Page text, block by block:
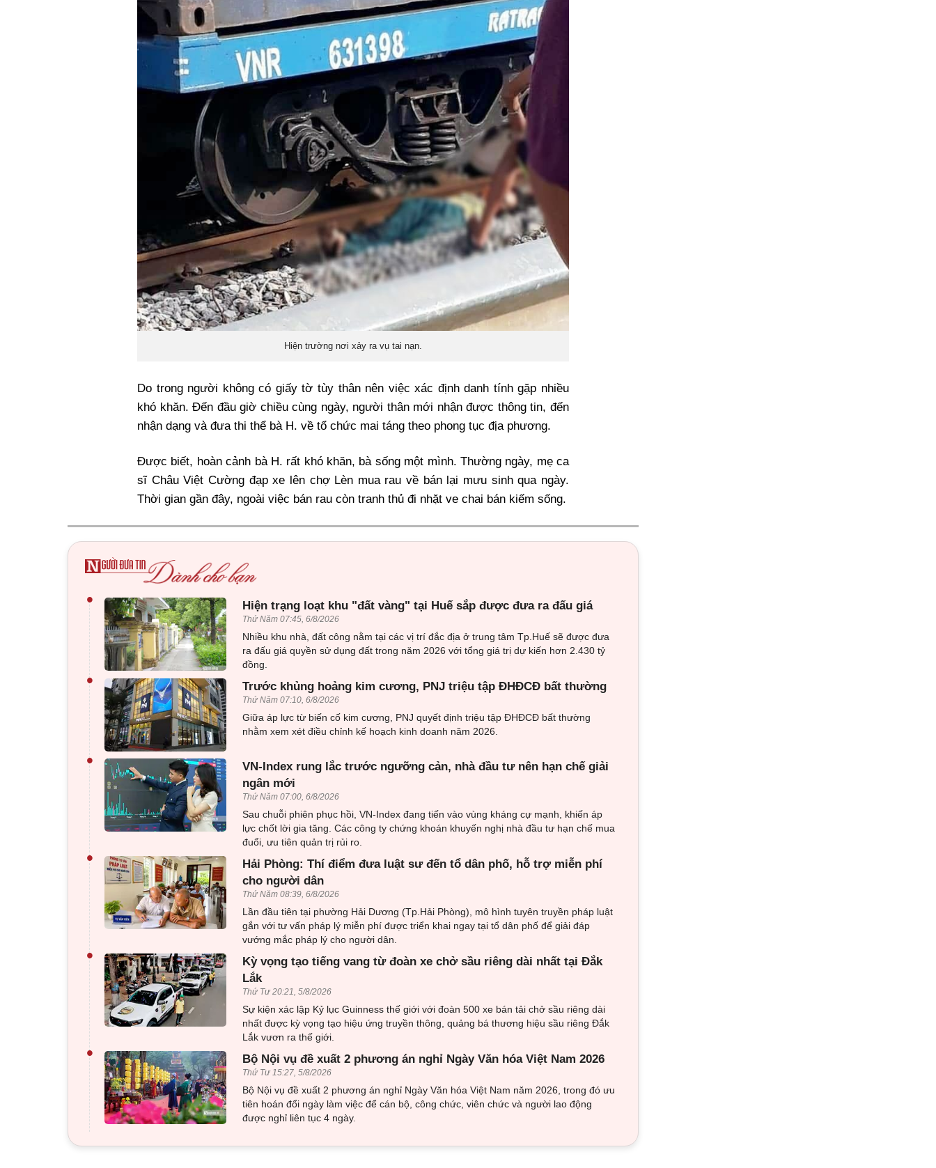
Hiện trường nơi xảy ra vụ tai nạn.
Do trong người không có giấy tờ tùy thân nên việc xác định danh tính gặp nhiều
khó khăn. Đến đầu giờ chiều cùng ngày, người thân mới nhận được thông tin, đến
nhận dạng và đưa thi thể bà H. về tổ chức mai táng theo phong tục địa phương.
Được biết, hoàn cảnh bà H. rất khó khăn, bà sống một mình. Thường ngày, mẹ ca
sĩ Châu Việt Cường đạp xe lên chợ Lèn mua rau về bán lại mưu sinh qua ngày.
Thời gian gần đây, ngoài việc bán rau còn tranh thủ đi nhặt ve chai bán kiếm sống.
• Hiện trạng loạt khu "đất vàng" tại Huế sắp được đưa ra đấu giá
Thứ Năm 07:45, 6/8/2026
Nhiều khu nhà, đất công nằm tại các vị trí đắc địa ở trung tâm Tp.Huế sẽ được đưa
ra đấu giá quyền sử dụng đất trong năm 2026 với tổng giá trị dự kiến hơn 2.430 tỷ
đồng.
• Trước khủng hoảng kim cương, PNJ triệu tập ĐHĐCĐ bất thường
Thứ Năm 07:10, 6/8/2026
Giữa áp lực từ biến cố kim cương, PNJ quyết định triệu tập ĐHĐCĐ bất thường
nhằm xem xét điều chỉnh kế hoạch kinh doanh năm 2026.
•
VN-Index rung lắc trước ngưỡng cản, nhà đầu tư nên hạn chế giải
ngân mới
Thứ Năm 07:00, 6/8/2026
Sau chuỗi phiên phục hồi, VN-Index đang tiến vào vùng kháng cự mạnh, khiến áp
lực chốt lời gia tăng. Các công ty chứng khoán khuyến nghị nhà đầu tư hạn chế mua
đuổi, ưu tiên quản trị rủi ro.
•
Hải Phòng: Thí điểm đưa luật sư đến tổ dân phố, hỗ trợ miễn phí
cho người dân
Thứ Năm 08:39, 6/8/2026
Lần đầu tiên tại phường Hải Dương (Tp.Hải Phòng), mô hình tuyên truyền pháp luật
gắn với tư vấn pháp lý miễn phí được triển khai ngay tại tổ dân phố để giải đáp
vướng mắc pháp lý cho người dân.
•
Kỳ vọng tạo tiếng vang từ đoàn xe chở sầu riêng dài nhất tại Đắk
Lắk
Thứ Tư 20:21, 5/8/2026
Sự kiện xác lập Kỷ lục Guinness thế giới với đoàn 500 xe bán tải chở sầu riêng dài
nhất được kỳ vọng tạo hiệu ứng truyền thông, quảng bá thương hiệu sầu riêng Đắk
Lắk vươn ra thế giới.
• Bộ Nội vụ đề xuất 2 phương án nghỉ Ngày Văn hóa Việt Nam 2026
Thứ Tư 15:27, 5/8/2026
Bộ Nội vụ đề xuất 2 phương án nghỉ Ngày Văn hóa Việt Nam năm 2026, trong đó ưu
tiên hoán đổi ngày làm việc để cán bộ, công chức, viên chức và người lao động
được nghỉ liên tục 4 ngày.